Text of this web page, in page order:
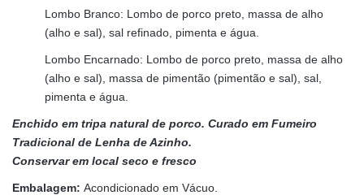
Lombo Branco: Lombo de porco preto, massa de alho
(alho e sal), sal refinado, pimenta e água.
Lombo Encarnado: Lombo de porco preto, massa de alho
(alho e sal), massa de pimentão (pimentão e sal), sal,
pimenta e água.
Enchido em tripa natural de porco. Curado em Fumeiro
Tradicional de Lenha de Azinho.
Conservar em local seco e fresco
Embalagem: Acondicionado em Vácuo.